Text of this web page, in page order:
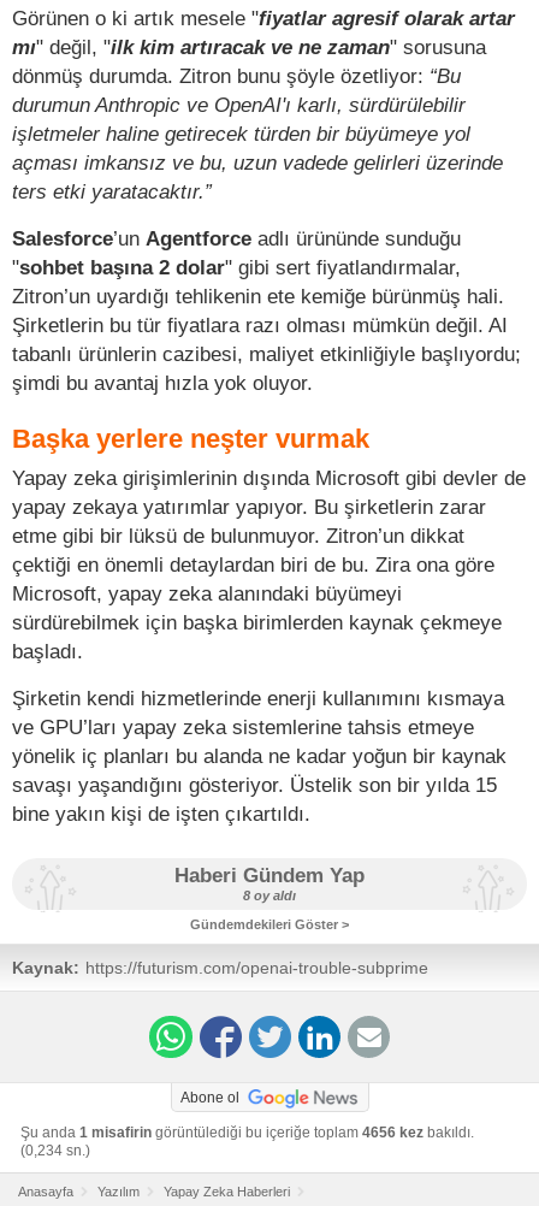
Görünen o ki artık mesele "fiyatlar agresif olarak artar
mı" değil, "ilk kim artıracak ve ne zaman" sorusuna
dönmüş durumda. Zitron bunu şöyle özetliyor: “Bu
durumun Anthropic ve OpenAI'ı karlı, sürdürülebilir
işletmeler haline getirecek türden bir büyümeye yol
açması imkansız ve bu, uzun vadede gelirleri üzerinde
ters etki yaratacaktır.”
Salesforce’un Agentforce adlı ürününde sunduğu
"sohbet başına 2 dolar" gibi sert fiyatlandırmalar,
Zitron’un uyardığı tehlikenin ete kemiğe bürünmüş hali.
Şirketlerin bu tür fiyatlara razı olması mümkün değil. AI
tabanlı ürünlerin cazibesi, maliyet etkinliğiyle başlıyordu;
şimdi bu avantaj hızla yok oluyor.
Başka yerlere neşter vurmak
Yapay zeka girişimlerinin dışında Microsoft gibi devler de
yapay zekaya yatırımlar yapıyor. Bu şirketlerin zarar
etme gibi bir lüksü de bulunmuyor. Zitron’un dikkat
çektiği en önemli detaylardan biri de bu. Zira ona göre
Microsoft, yapay zeka alanındaki büyümeyi
sürdürebilmek için başka birimlerden kaynak çekmeye
başladı.
Şirketin kendi hizmetlerinde enerji kullanımını kısmaya
ve GPU’ları yapay zeka sistemlerine tahsis etmeye
yönelik iç planları bu alanda ne kadar yoğun bir kaynak
savaşı yaşandığını gösteriyor. Üstelik son bir yılda 15
bine yakın kişi de işten çıkartıldı.
Haberi Gündem Yap
8 oy aldı
Gündemdekileri Göster >
Kaynak: https://futurism.com/openai-trouble-subprime
Abone ol
Şu anda 1 misafirin görüntülediği bu içeriğe toplam 4656 kez bakıldı.
(0,234 sn.)
Anasayfa Yazılım
Yapay Zeka Haberleri